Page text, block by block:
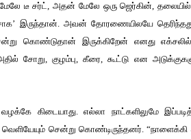
டீ சர்ட், அதன் மேலே ஒரு ஜெர்கின்,
இருந்தான். அவன் தோரணையிலயே
கொண்டுதான் இருக்கிறேன் எனது
சோறு, குழம்பு, கீரை, கூட்டு என
கிடையாது. எல்லா நாட்களிலுமே
சென்று கொண்டிருந்தனர். “நாளைக்கி